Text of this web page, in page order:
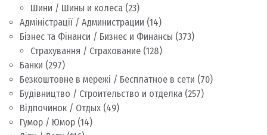
Шини / Шины и колеса (23)
Адміністрації / Администрации (14)
Бізнес та Фінанси / Бизнес и Финансы (373)
Страхування / Страхование (128)
Банки (297)
Безкоштовне в мережі / Бесплатное в сети (70)
Будівництво / Строительство и отделка (257)
Відпочинок / Отдых (49)
Гумор / Юмор (14)